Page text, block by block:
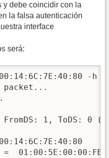
y debe coincidir con la
la falsa autenticación
interface
será:
packet...
FromDS: 1, ToDS: 0
01:00:5E:00:00:FB